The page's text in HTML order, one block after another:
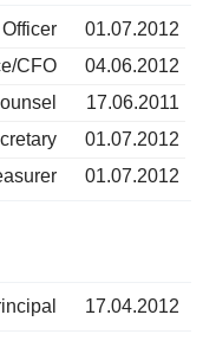
01.07.2012
CFO
04.06.2012
17.06.2011
01.07.2012
01.07.2012
17.04.2012